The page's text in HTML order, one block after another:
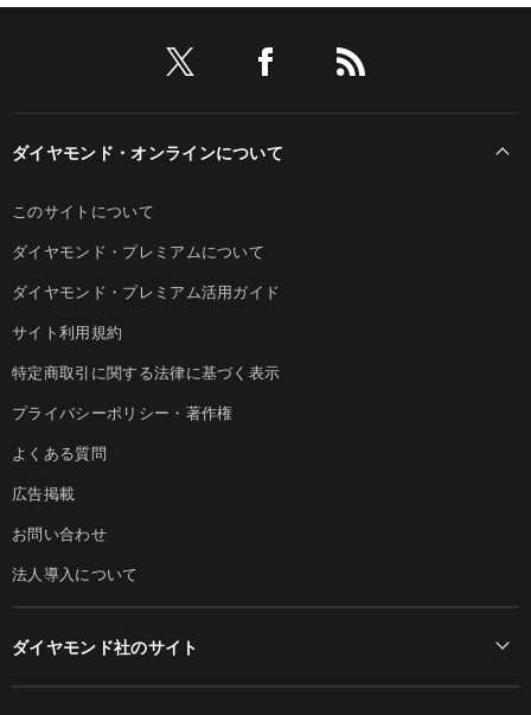
ダイヤモンド・オンラインについて
このサイトについて
ダイヤモンド・プレミアムについて
ダイヤモンド・プレミアム活用ガイド
サイト利用規約
特定商取引に関する法律に基づく表示
プライバシーポリシー・著作権
よくある質問
広告掲載
お問い合わせ
法人導入について
ダイヤモンド社のサイト